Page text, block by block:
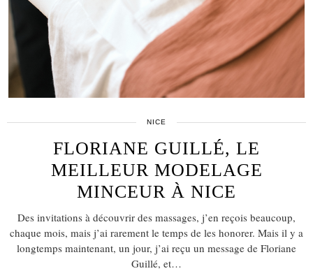
NICE
FLORIANE GUILLÉ, LE
MEILLEUR MODELAGE
MINCEUR À NICE
Des invitations à découvrir des massages, j’en reçois beaucoup,
chaque mois, mais j’ai rarement le temps de les honorer. Mais il y a
longtemps maintenant, un jour, j’ai reçu un message de Floriane
Guillé, et…